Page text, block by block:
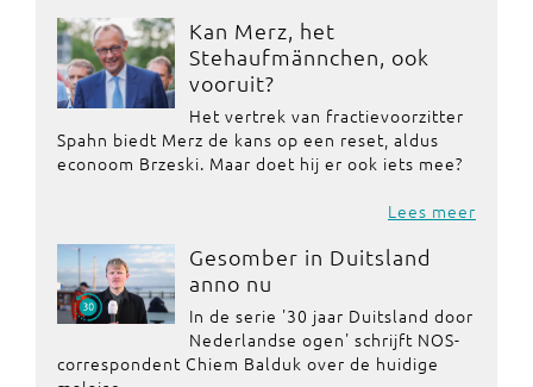
Kan Merz, het
Stehaufmännchen, ook
vooruit?
Het vertrek van fractievoorzitter
Spahn biedt Merz de kans op een reset, aldus
econoom Brzeski. Maar doet hij er ook iets mee?
Lees meer
Gesomber in Duitsland
anno nu
In de serie '30 jaar Duitsland door
Nederlandse ogen' schrijft NOS-
correspondent Chiem Balduk over de huidige